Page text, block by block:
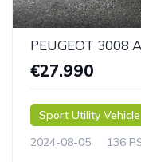
PEUGEOT 3008
€27.990
Sport Utility Vehicle
2024-08-05
136